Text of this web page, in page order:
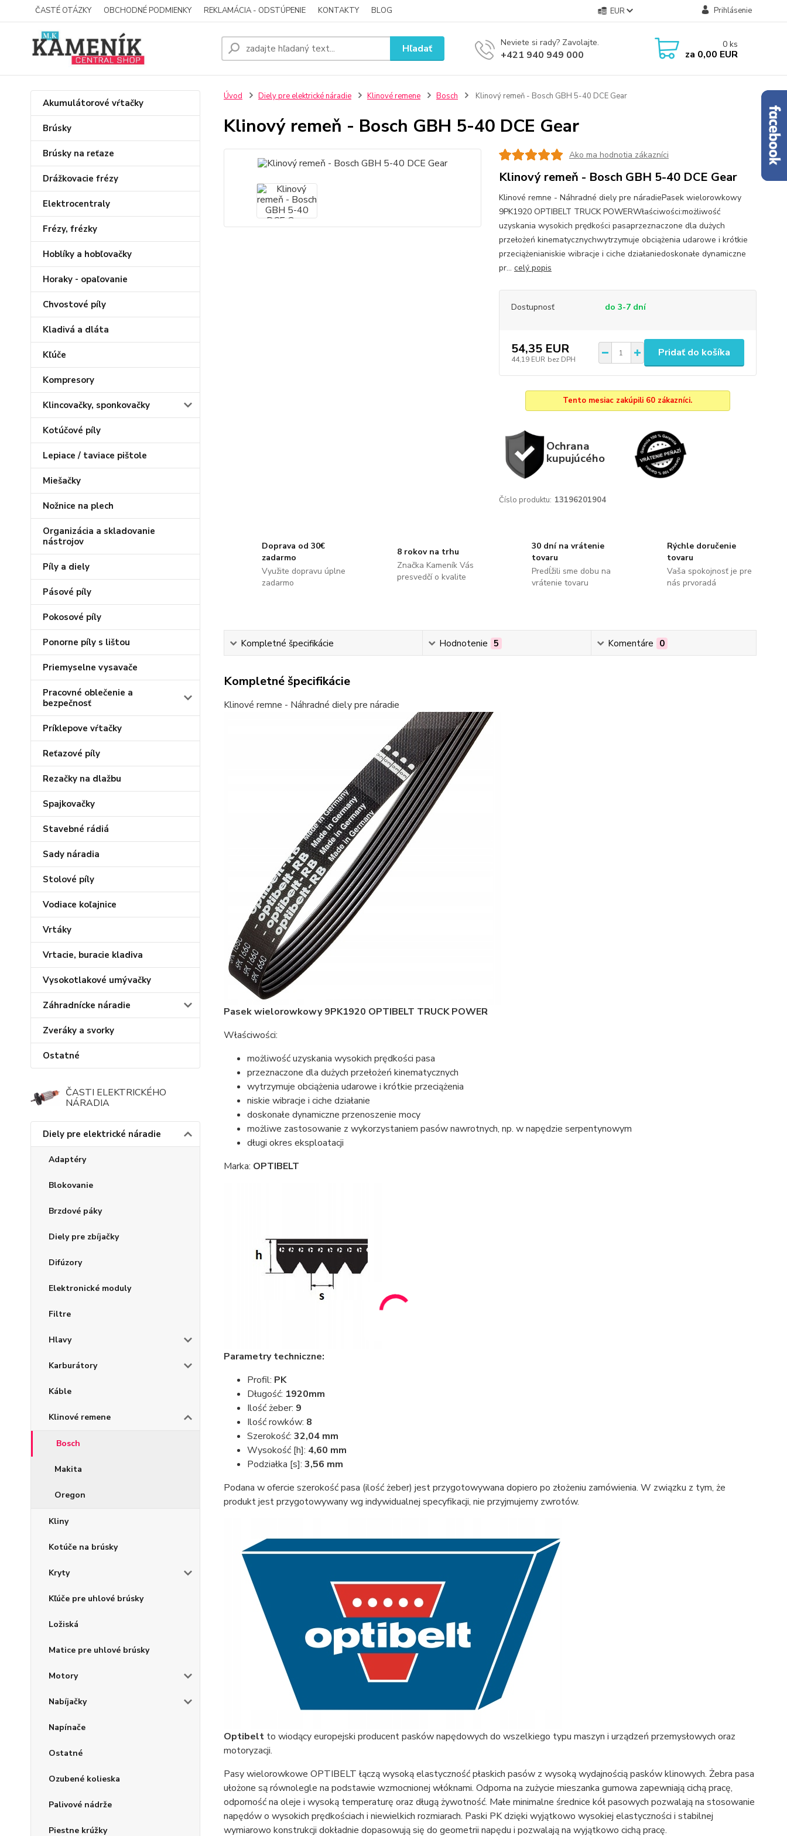
ČASTÉ OTÁZKY OBCHODNÉ PODMIENKY REKLAMÁCIA - ODSTÚPENIE KONTAKTY BLOG EUR Prihlásenie
Hľadať Neviete si rady? Zavolajte.
+421 940 949 000
0 ks
za 0,00 EUR
Akumulátorové vŕtačky
Brúsky
Brúsky na reťaze
Drážkovacie frézy
Elektrocentraly
Frézy, frézky
Hoblíky a hobľovačky
Horaky - opaľovanie
Chvostové píly
Kladivá a dláta
Kľúče
Kompresory
Klincovačky, sponkovačky
Kotúčové píly
Lepiace / taviace pištole
Miešačky
Nožnice na plech
Organizácia a skladovanie
nástrojov
Píly a diely
Pásové píly
Pokosové píly
Ponorne píly s lištou
Priemyselne vysavače
Pracovné oblečenie a
bezpečnosť
Príklepove vŕtačky
Reťazové píly
Rezačky na dlažbu
Spajkovačky
Stavebné rádiá
Sady náradia
Stolové píly
Vodiace koľajnice
Vrtáky
Vrtacie, buracie kladiva
Vysokotlakové umývačky
Záhradnícke náradie
Zveráky a svorky
Ostatné
ČASTI ELEKTRICKÉHO
NÁRADIA
Diely pre elektrické náradie
Adaptéry
Blokovanie
Brzdové páky
Diely pre zbíjačky
Difúzory
Elektronické moduly
Filtre
Hlavy
Karburátory
Káble
Klinové remene
Bosch
Makita
Oregon
Kliny
Kotúče na brúsky
Kryty
Kľúče pre uhlové brúsky
Ložiská
Matice pre uhlové brúsky
Motory
Nabíjačky
Napínače
Ostatné
Ozubené kolieska
Palivové nádrže
Piestne krúžky
Úvod Diely pre elektrické náradie Klinové remene Bosch Klinový remeň - Bosch GBH 5-40 DCE Gear
Klinový remeň - Bosch GBH 5-40 DCE Gear
Ako ma hodnotia zákazníci
Klinový remeň - Bosch GBH 5-40 DCE Gear
Klinové remne - Náhradné diely pre náradiePasek wielorowkowy
9PK1920 OPTIBELT TRUCK POWERWłaściwości:możliwość
uzyskania wysokich prędkości pasaprzeznaczone dla dużych
przełożeń kinematycznychwytrzymuje obciążenia udarowe i krótkie
przeciążenianiskie wibracje i ciche działaniedoskonałe dynamiczne
pr... celý popis
Dostupnosť do 3-7 dní
54,35 EUR
44,19 EUR bez DPH
Pridať do košíka
Tento mesiac zakúpili 60 zákazníci.
Ochrana
kupujúcého
Číslo produktu: 13196201904
Doprava od 30€
zadarmo
Využite dopravu úplne
zadarmo
8 rokov na trhu
Značka Kameník Vás
presvedčí o kvalite
30 dní na vrátenie
tovaru
Predĺžili sme dobu na
vrátenie tovaru
Rýchle doručenie
tovaru
Vaša spokojnosť je pre
nás prvoradá
Kompletné špecifikácie Hodnotenie 5 Komentáre 0
Kompletné špecifikácie
Klinové remne - Náhradné diely pre náradie
Pasek wielorowkowy 9PK1920 OPTIBELT TRUCK POWER
Właściwości:
możliwość uzyskania wysokich prędkości pasa
przeznaczone dla dużych przełożeń kinematycznych
wytrzymuje obciążenia udarowe i krótkie przeciążenia
niskie wibracje i ciche działanie
doskonałe dynamiczne przenoszenie mocy
możliwe zastosowanie z wykorzystaniem pasów nawrotnych, np. w napędzie serpentynowym
długi okres eksploatacji
Marka: OPTIBELT
Parametry techniczne:
Profil: PK
Długość: 1920mm
Ilość żeber: 9
Ilość rowków: 8
Szerokość: 32,04 mm
Wysokość [h]: 4,60 mm
Podziałka [s]: 3,56 mm
Podana w ofercie szerokość pasa (ilość żeber) jest przygotowywana dopiero po złożeniu zamówienia. W związku z tym, że
produkt jest przygotowywany wg indywidualnej specyfikacji, nie przyjmujemy zwrotów.
Optibeltto wiodący europejski producent pasków napędowych do wszelkiego typu maszyn i urządzeń przemysłowych oraz
motoryzacji.
Pasy wielorowkowe OPTIBELT łączą wysoką elastyczność płaskich pasów z wysoką wydajnością pasków klinowych. Żebra pasa
ułożone są równolegle na podstawie wzmocnionej włóknami. Odporna na zużycie mieszanka gumowa zapewniają cichą pracę,
odporność na oleje i wysoką temperaturę oraz długą żywotność. Małe minimalne średnice kół pasowych pozwalają na stosowanie
napędów o wysokich prędkościach i niewielkich rozmiarach. Paski PK dzięki wyjątkowo wysokiej elastyczności i stabilnej
wymiarowo konstrukcji dokładnie dopasowują się do geometrii napędu i pozwalają na wyjątkowo cichą pracę.